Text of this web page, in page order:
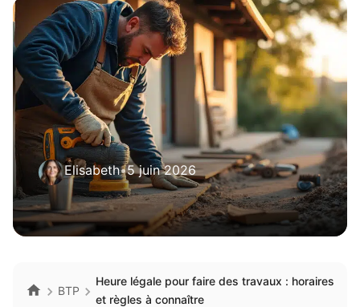
Elisabeth•5 juin 2026
BTP
Heure légale pour faire des travaux : horaires
et règles à connaître